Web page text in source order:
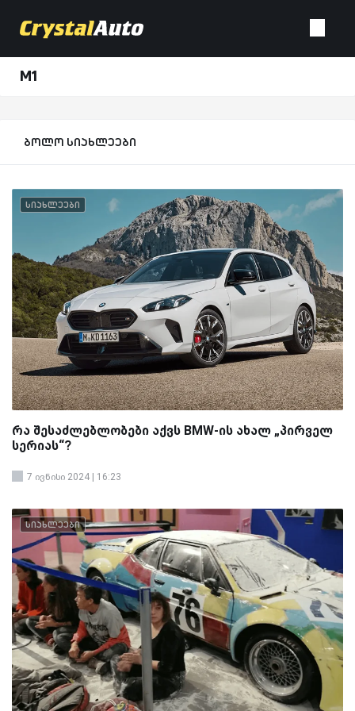
M1
ბოლო სიახლეები
სიახლეები
რა შესაძლებლობები აქვს BMW-ის ახალ „პირველ
სერიას“?
7 ივნისი 2024 | 16:23
სიახლეები